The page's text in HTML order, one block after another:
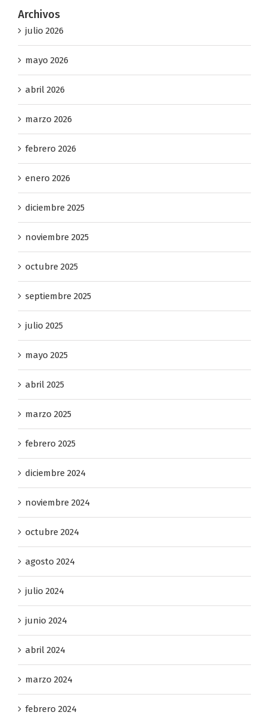
Archivos
julio 2026
mayo 2026
abril 2026
marzo 2026
febrero 2026
enero 2026
diciembre 2025
noviembre 2025
octubre 2025
septiembre 2025
julio 2025
mayo 2025
abril 2025
marzo 2025
febrero 2025
diciembre 2024
noviembre 2024
octubre 2024
agosto 2024
julio 2024
junio 2024
abril 2024
marzo 2024
febrero 2024